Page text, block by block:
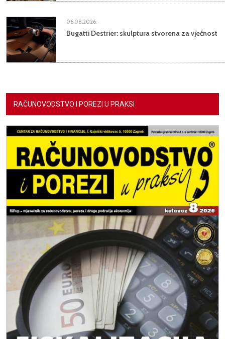
06.08.2026.
Bugatti Destrier: skulptura stvorena za vječnost
RAČUNOVODSTVO I POREZI U PRAKSI